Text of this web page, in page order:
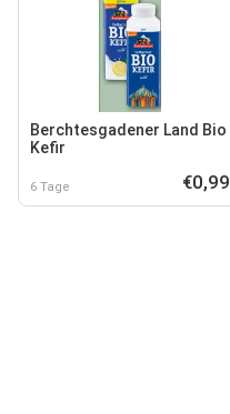
Berchtesgadener Land Bio
Kefir
6 Tage €0,99